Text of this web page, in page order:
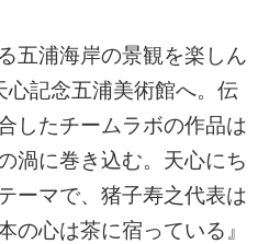
五浦海岸の景観を楽しん
心記念五浦美術館へ。伝
したチームラボの作品は
渦に巻き込む。天心にち
ーマで、猪子寿之代表は
の心は茶に宿っている』